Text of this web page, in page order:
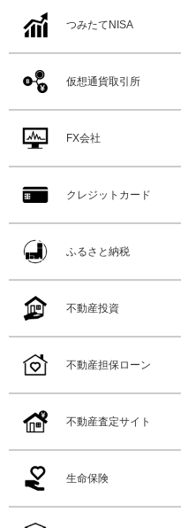
つみたてNISA
仮想通貨取引所
FX会社
クレジットカード
ふるさと納税
不動産投資
不動産担保ローン
不動産査定サイト
生命保険